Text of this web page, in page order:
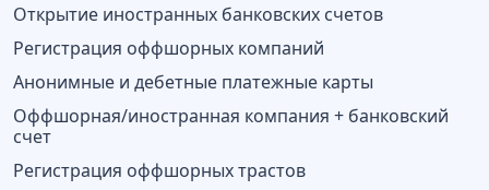
Открытие иностранных банковских счетов
Регистрация оффшорных компаний
Анонимные и дебетные платежные карты
Оффшорная/иностранная компания + банковский
счет
Регистрация оффшорных трастов